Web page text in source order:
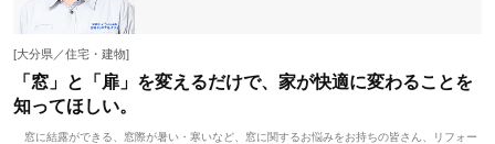
[大分県／住宅・建物]
「窓」と「扉」を変えるだけで、家が快適に変わることを
知ってほしい。
窓に結露ができる、窓際が暑い・寒いなど、窓に関するお悩みをお持ちの皆さん、リフォー